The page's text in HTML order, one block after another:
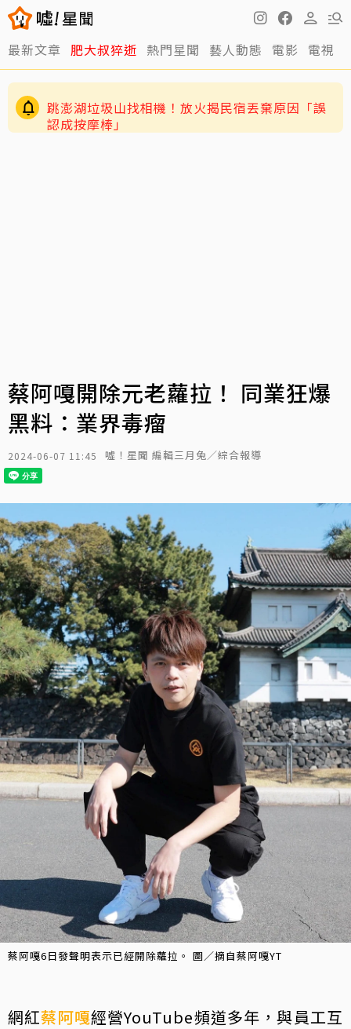
最新文章 肥大叔猝逝 熱門星聞 藝人動態 電影 電視
跳澎湖垃圾山找相機！放火揭民宿丟棄原因「誤
認成按摩棒」
蔡阿嘎開除元老蘿拉！ 同業狂爆
黑料：業界毒瘤
2024-06-07 11:45 噓！星聞 編輯三月兔／綜合報導
蔡阿嘎6日發聲明表示已經開除蘿拉。 圖／摘自蔡阿嘎YT
網紅蔡阿嘎經營YouTube頻道多年，與員工互